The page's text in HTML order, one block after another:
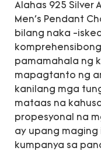
Alahas 925 Silver
Men's Pendant
bilang naka -
pamamahala ng
mapagtanto ng
kanilang mga
mataas na
propesyonal na
ay upang maging
kumpanya sa